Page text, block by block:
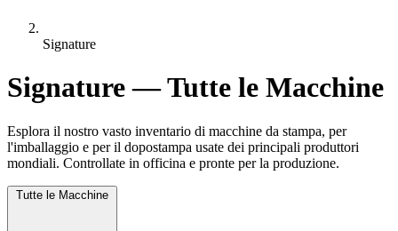
Signature
Signature — Tutte le Macchine
Esplora il nostro vasto inventario di macchine da stampa, per
l'imballaggio e per il dopostampa usate dei principali produttori
mondiali. Controllate in officina e pronte per la produzione.
Tutte le Macchine